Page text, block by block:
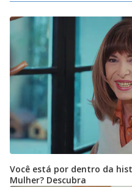
Você está por dentro da
Mulher? Descubra